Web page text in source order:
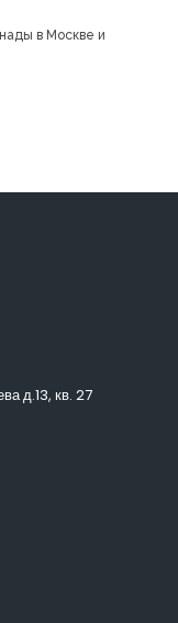
в Москве и
д.13, кв. 27